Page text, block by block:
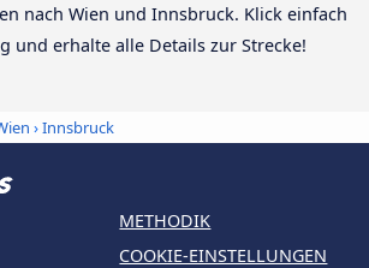
nach Wien und Innsbruck. Klick einfach
und erhalte alle Details zur Strecke!
›Innsbruck
METHODIK
COOKIE-EINSTELLUNGEN